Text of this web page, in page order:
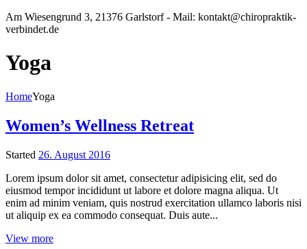
Am Wiesengrund 3, 21376 Garlstorf - Mail: kontakt@chiropraktik-
verbindet.de
Yoga
HomeYoga
Women’s Wellness Retreat
Started 26. August 2016
Lorem ipsum dolor sit amet, consectetur adipisicing elit, sed do
eiusmod tempor incididunt ut labore et dolore magna aliqua. Ut
enim ad minim veniam, quis nostrud exercitation ullamco laboris nisi
ut aliquip ex ea commodo consequat. Duis aute...
View more